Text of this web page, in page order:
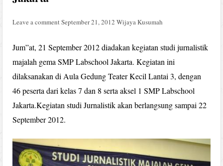
Leave a comment September 21, 2012 Wijaya Kusumah
Jum”at, 21 September 2012 diadakan kegiatan studi jurnalistik
majalah gema SMP Labschool Jakarta. Kegiatan ini
dilaksanakan di Aula Gedung Teater Kecil Lantai 3, dengan
46 peserta dari kelas 7 dan 8 serta aksel 1 SMP Labschool
Jakarta.Kegiatan studi Jurnalistik akan berlangsung sampai 22
September 2012.